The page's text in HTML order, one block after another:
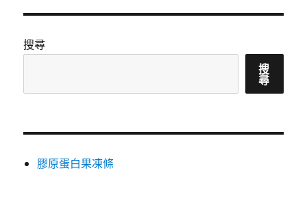
搜尋
搜
尋
膠原蛋白果凍條